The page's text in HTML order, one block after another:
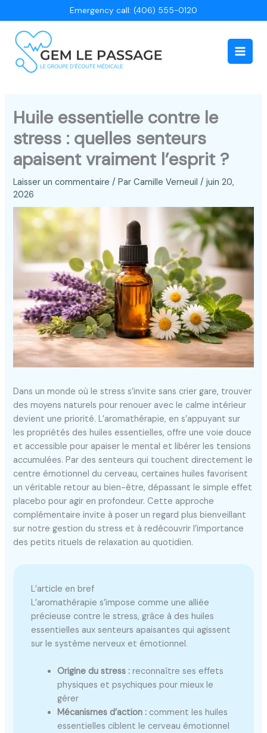
au
contenu
Emergency call: (406) 555-0120
Main
Huile essentielle contre le
stress : quelles senteurs
apaisent vraiment l’esprit ?
Laisser un commentaire / ParCamille Verneuil/juin 20,
2026
Dans un monde où le stress s’invite sans crier gare, trouver
des moyens naturels pour renouer avec le calme intérieur
devient une priorité. L’aromathérapie, en s’appuyant sur
les propriétés des huiles essentielles, offre une voie douce
et accessible pour apaiser le mental et libérer les tensions
accumulées. Par des senteurs qui touchent directement le
centre émotionnel du cerveau, certaines huiles favorisent
un véritable retour au bien-être, dépassant le simple effet
placebo pour agir en profondeur. Cette approche
complémentaire invite à poser un regard plus bienveillant
sur notre gestion du stress et à redécouvrir l’importance
des petits rituels de relaxation au quotidien.
L’article en bref
L’aromathérapie s’impose comme une alliée
précieuse contre le stress, grâce à des huiles
essentielles aux senteurs apaisantes qui agissent
sur le système nerveux et émotionnel.
Origine du stress : reconnaître ses effets
physiques et psychiques pour mieux le
gérer
Mécanismes d’action : comment les huiles
essentielles ciblent le cerveau émotionnel